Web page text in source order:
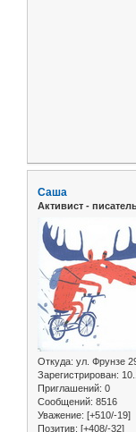
Саша
Активист -
Откуда: ул. Фрунзе
Зарегистрирован:
Приглашений: 0
Сообщений: 8516
Уважение: [+510/-19]
Позитив: [+408/-32]